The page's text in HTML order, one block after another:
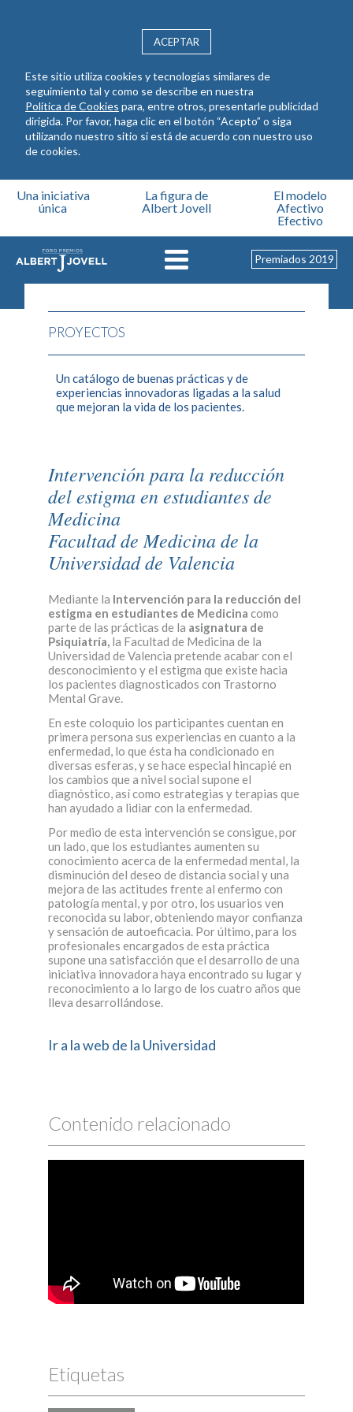
ACEPTAR
Este sitio utiliza cookies y tecnologías similares de
seguimiento tal y como se describe en nuestra
Política de Cookies para, entre otros, presentarle publicidad
dirigida. Por favor, haga clic en el botón “Acepto” o siga
utilizando nuestro sitio si está de acuerdo con nuestro uso
de cookies.
Una iniciativa
única
La figura de
Albert Jovell
El modelo
Afectivo
Efectivo
Premiados 2019
PROYECTOS
Un catálogo de buenas prácticas y de
experiencias innovadoras ligadas a la salud
que mejoran la vida de los pacientes.
Intervención para la reducción
del estigma en estudiantes de
Medicina
Facultad de Medicina de la
Universidad de Valencia
Mediante la Intervención para la reducción del
estigma en estudiantes de Medicina como
parte de las prácticas de la asignatura de
Psiquiatría, la Facultad de Medicina de la
Universidad de Valencia pretende acabar con el
desconocimiento y el estigma que existe hacia
los pacientes diagnosticados con Trastorno
Mental Grave.
En este coloquio los participantes cuentan en
primera persona sus experiencias en cuanto a la
enfermedad, lo que ésta ha condicionado en
diversas esferas, y se hace especial hincapié en
los cambios que a nivel social supone el
diagnóstico, así como estrategias y terapias que
han ayudado a lidiar con la enfermedad.
Por medio de esta intervención se consigue, por
un lado, que los estudiantes aumenten su
conocimiento acerca de la enfermedad mental, la
disminución del deseo de distancia social y una
mejora de las actitudes frente al enfermo con
patología mental, y por otro, los usuarios ven
reconocida su labor, obteniendo mayor confianza
y sensación de autoeficacia. Por último, para los
profesionales encargados de esta práctica
supone una satisfacción que el desarrollo de una
iniciativa innovadora haya encontrado su lugar y
reconocimiento a lo largo de los cuatro años que
lleva desarrollándose.
Ir a la web de la Universidad
Contenido relacionado
Etiquetas